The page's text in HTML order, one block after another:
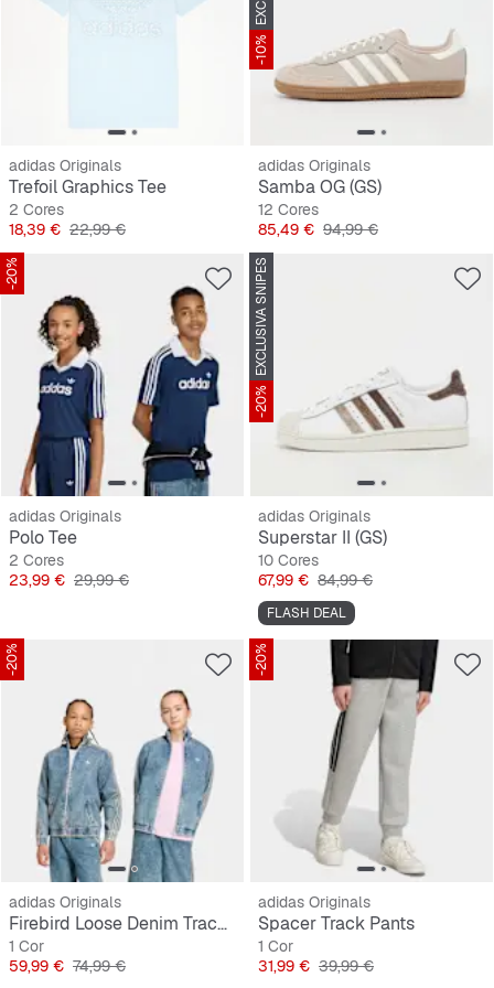
adidas Originals
Trefoil Graphics Tee
2 Cores
Preço
18,39 € Preço original
22,99 €
-10%
adidas Originals
Samba OG (GS)
12 Cores
Preço
85,49 € Preço original
94,99 €
-20%
adidas Originals
Polo Tee
2 Cores
Preço
23,99 € Preço original
29,99 €
EXCLUSIVA SNIPES
-20%
adidas Originals
Superstar II (GS)
10 Cores
Preço
67,99 € Preço original
84,99 €
FLASH DEAL
-20%
adidas Originals
Firebird Loose Denim Track Top
1 Cor
Preço
59,99 € Preço original
74,99 €
-20%
adidas Originals
Spacer Track Pants
1 Cor
Preço
31,99 € Preço original
39,99 €